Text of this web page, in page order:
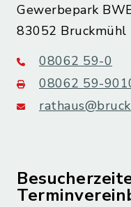
Gewerbepark
83052 Bruckmühl
08062 59-0
08062 59-